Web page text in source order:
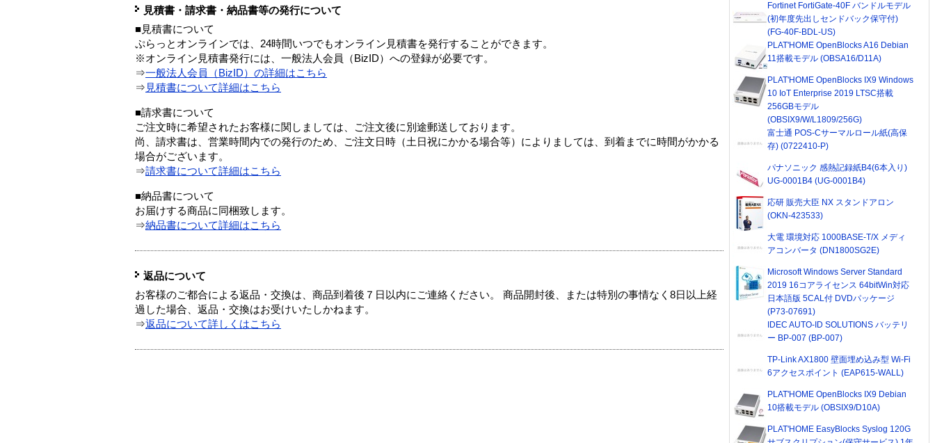
見積書・請求書・納品書等の発行について
■見積書について
ぷらっとオンラインでは、24時間いつでもオンライン見積書を発行することができます。
※オンライン見積書発行には、一般法人会員（BizID）への登録が必要です。
⇒一般法人会員（BizID）の詳細はこちら
⇒ 見積書について詳細はこちら
■請求書について
ご注文時に希望されたお客様に関しましては、ご注文後に別途郵送しております。
尚、請求書は、営業時間内での発行のため、ご注文日時（土日祝にかかる場合等）によりましては、到着までに時間がかかる
場合がございます。
⇒請求書について詳細はこちら
■納品書について
お届けする商品に同梱致します。
⇒納品書について詳細はこちら
返品について
お客様のご都合による返品・交換は、商品到着後７日以内にご連絡ください。 商品開封後、または特別の事情なく8日以上経
過した場合、返品・交換はお受けいたしかねます。
⇒返品について詳しくはこちら
Fortinet FortiGate-40F バンドルモデル
(初年度先出しセンドバック保守付)
(FG-40F-BDL-US)
PLAT'HOME OpenBlocks A16 Debian
11搭載モデル (OBSA16/D11A)
PLAT'HOME OpenBlocks IX9 Windows
10 IoT Enterprise 2019 LTSC搭載
256GBモデル
(OBSIX9/W/L1809/256G)
富士通 POS-Cサーマルロール紙(高保
存) (0722410-P)
パナソニック 感熱記録紙B4(6本入り)
UG-0001B4 (UG-0001B4)
応研 販売大臣 NX スタンドアロン
(OKN-423533)
大電 環境対応 1000BASE-T/X メディ
アコンバータ (DN1800SG2E)
Microsoft Windows Server Standard
2019 16コアライセンス 64bitWin対応
日本語版 5CAL付 DVDパッケージ
(P73-07691)
IDEC AUTO-ID SOLUTIONS バッテリ
ー BP-007 (BP-007)
TP-Link AX1800 壁面埋め込み型 Wi-Fi
6アクセスポイント (EAP615-WALL)
PLAT'HOME OpenBlocks IX9 Debian
10搭載モデル (OBSIX9/D10A)
PLAT'HOME EasyBlocks Syslog 120G